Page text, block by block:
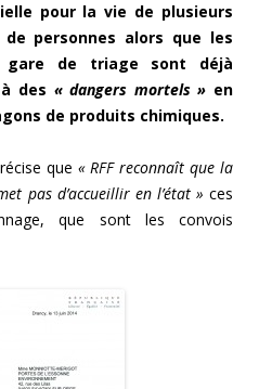
pour la vie de plusieurs
personnes alors que les
gare de triage sont déjà
des « dangers mortels » en
de produits chimiques.
que « RFF reconnaît que la
pas d’accueillir en l’état » ces
que sont les convois